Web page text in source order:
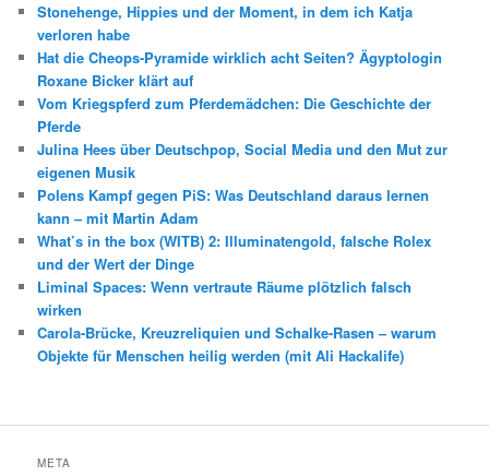
Stonehenge, Hippies und der Moment, in dem ich Katja
verloren habe
Hat die Cheops-Pyramide wirklich acht Seiten? Ägyptologin
Roxane Bicker klärt auf
Vom Kriegspferd zum Pferdemädchen: Die Geschichte der
Pferde
Julina Hees über Deutschpop, Social Media und den Mut zur
eigenen Musik
Polens Kampf gegen PiS: Was Deutschland daraus lernen
kann – mit Martin Adam
What’s in the box (WITB) 2: Illuminatengold, falsche Rolex
und der Wert der Dinge
Liminal Spaces: Wenn vertraute Räume plötzlich falsch
wirken
Carola-Brücke, Kreuzreliquien und Schalke-Rasen – warum
Objekte für Menschen heilig werden (mit Ali Hackalife)
META